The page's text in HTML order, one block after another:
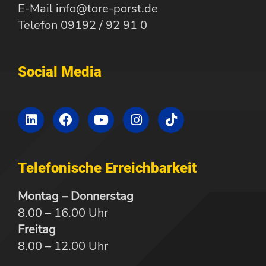
E-Mail info@tore-porst.de
Telefon 09192 / 92 91 0
Social Media
Telefonische Erreichbarkeit
Montag – Donnerstag
8.00 – 16.00 Uhr
Freitag
8.00 – 12.00 Uhr